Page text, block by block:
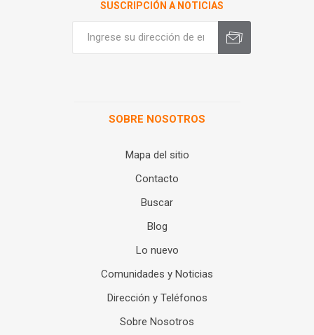
SUSCRIPCIÓN A NOTICIAS
SOBRE NOSOTROS
Mapa del sitio
Contacto
Buscar
Blog
Lo nuevo
Comunidades y Noticias
Dirección y Teléfonos
Sobre Nosotros